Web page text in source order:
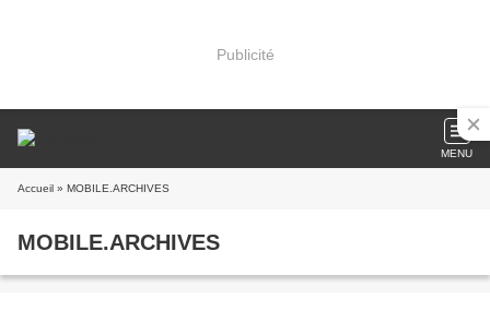
Publicité
MENU
Accueil » MOBILE.ARCHIVES
MOBILE.ARCHIVES